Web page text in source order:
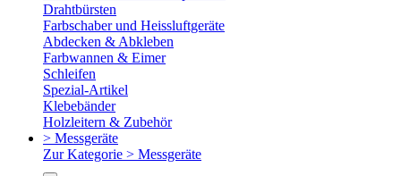
Drahtbürsten
Farbschaber und Heissluftgeräte
Abdecken & Abkleben
Farbwannen & Eimer
Schleifen
Spezial-Artikel
Klebebänder
Holzleitern & Zubehör
> Messgeräte
Zur Kategorie > Messgeräte